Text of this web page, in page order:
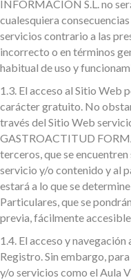
INFORMACIÓN S.L. no
cualesquiera
servicios contrario a las
incorrecto o en términos
habitual de uso y
1.3. El acceso al Sitio Web
carácter gratuito. No
través del Sitio Web
GASTROACTITUD
terceros, que se
servicio y/o contenido y al
estará a lo que se
Particulares, que se
previa, fácilmente accesible
1.4. El acceso y
Registro. Sin embargo,
y/o servicios como el Aula